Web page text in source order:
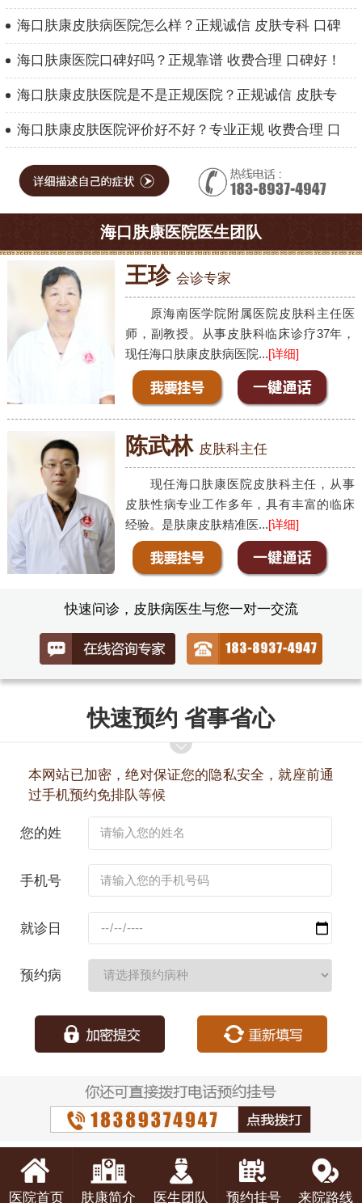
海口肤康皮肤病医院怎么样？正规诚信 皮肤专科 口碑
海口肤康医院口碑好吗？正规靠谱 收费合理 口碑好！
海口肤康皮肤医院是不是正规医院？正规诚信 皮肤专
海口肤康皮肤医院评价好不好？专业正规 收费合理 口
海口肤康医院医生团队
王珍 会诊专家
原海南医学院附属医院皮肤科主任医
师，副教授。从事皮肤科临床诊疗37年，
现任海口肤康皮肤病医院...[详细]
陈武林 皮肤科主任
现任海口肤康医院皮肤科主任，从事
皮肤性病专业工作多年，具有丰富的临床
经验。是肤康皮肤精准医...[详细]
快速问诊，皮肤病医生与您一对一交流
快速预约 省事省心
本网站已加密，绝对保证您的隐私安全，就座前通
过手机预约免排队等候
您的姓
手机号
就诊日
预约病
医院首页 肤康简介 医生团队 预约挂号 来院路线